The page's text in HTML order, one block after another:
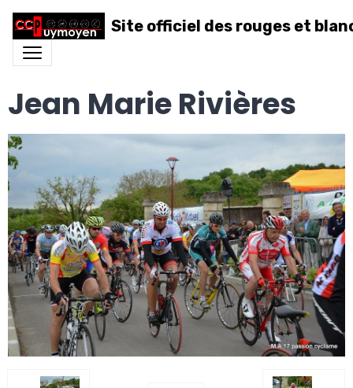
Site officiel des rouges et
Jean Marie Rivières